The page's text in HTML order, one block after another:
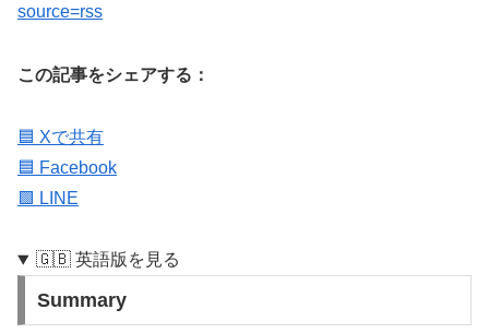
source=rss
この記事をシェアする：
🟦 Xで共有
🟦 Facebook
🟩 LINE
🇬🇧 英語版を見る
Summary